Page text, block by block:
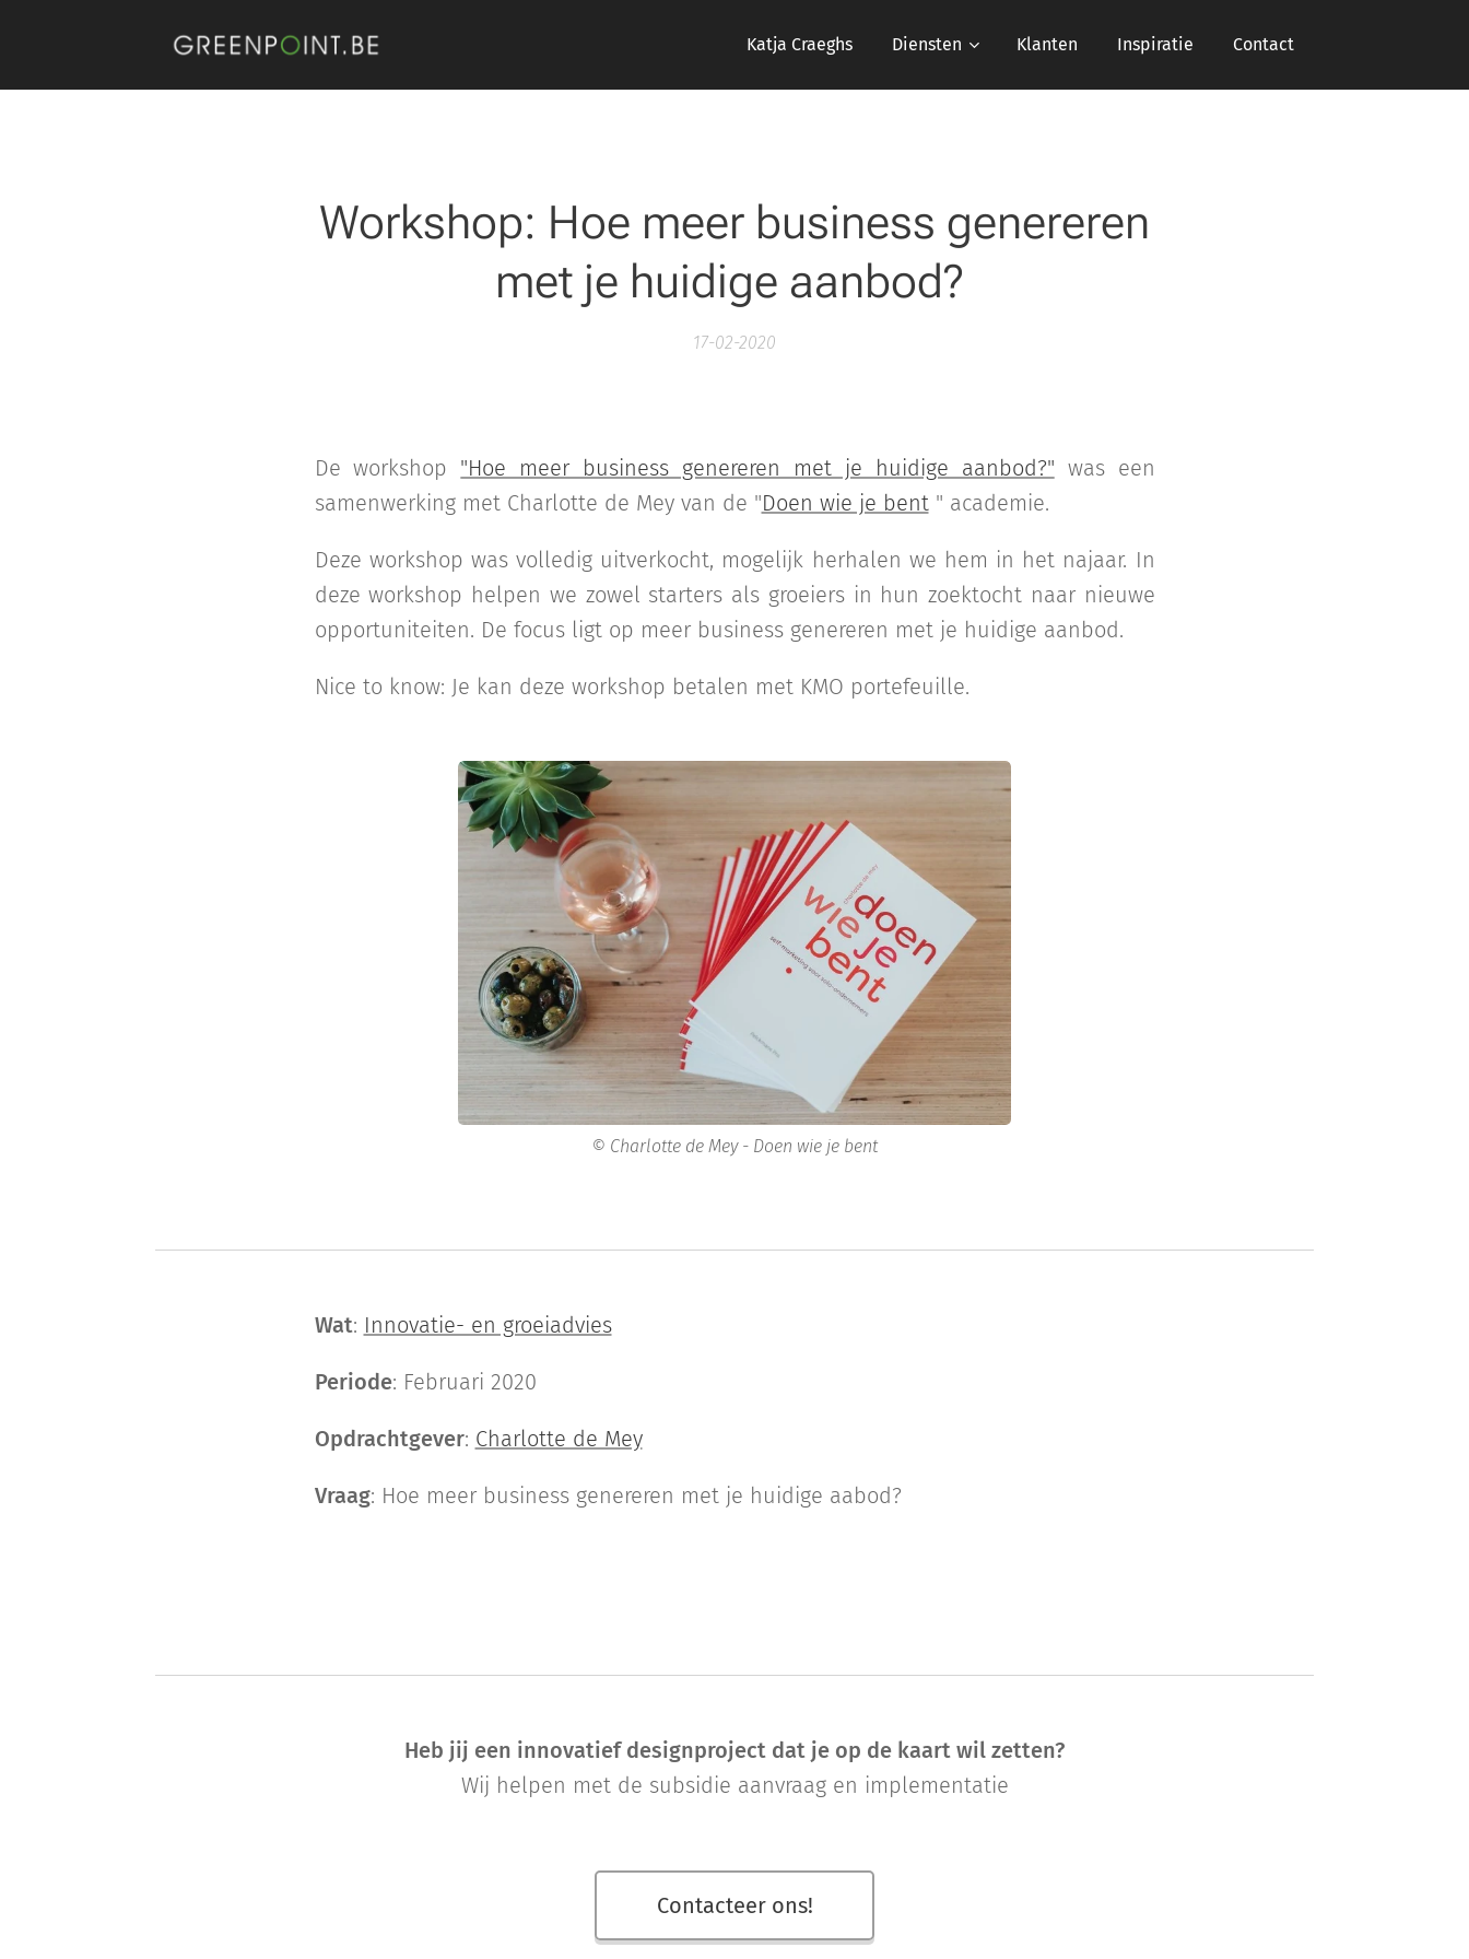
Katja Craeghs Diensten Klanten Inspiratie Contact
Workshop: Hoe meer business genereren
met je huidige aanbod?
17-02-2020
De workshop "Hoe meer business genereren met je huidige aanbod?" was een
samenwerking met Charlotte de Mey van de "Doen wie je bent" academie.
Deze workshop was volledig uitverkocht, mogelijk herhalen we hem in het najaar. In
deze workshop helpen we zowel starters als groeiers in hun zoektocht naar nieuwe
opportuniteiten. De focus ligt op meer business genereren met je huidige aanbod.
Nice to know: Je kan deze workshop betalen met KMO portefeuille.
© Charlotte de Mey - Doen wie je bent
Wat: Innovatie- en groeiadvies
Periode: Februari 2020
Opdrachtgever: Charlotte de Mey
Vraag: Hoe meer business genereren met je huidige aabod?
Heb jij een innovatief designproject dat je op de kaart wil zetten?
Wij helpen met de subsidie aanvraag en implementatie
Contacteer ons!